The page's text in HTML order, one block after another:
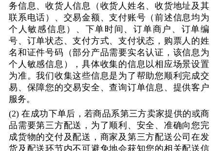
务信息、收货人信息（收货人姓名、收货地址及其
联系电话）、交易金额、支付账号（前述信息均为
个人敏感信息）、下单时间、订单商户、订单编
号、订单状态、支付方式、支付状态，购票人的姓
名和证件号码（部分产品需要实名认证，该信息为
个人敏感信息），具体收集的信息以相应场景设置
为准。我们收集这些信息是为了帮助您顺利完成交
易、保障您的交易安全、查询订单信息、提供客户
服务。
(2)在成功下单后，若商品系第三方卖家提供的或商
品需要第三方配送，为了顺利、安全、准确向您完
成货物的交付及配送，商家及第三方配送公司在发
货及配送环节内不可避免地会获知您的相关配送信